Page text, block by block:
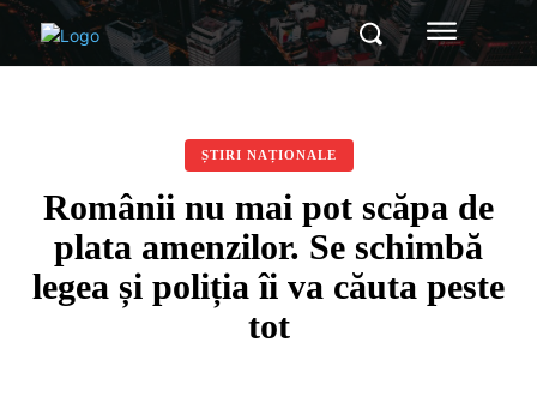
ȘTIRI NAȚIONALE
Românii nu mai pot scăpa de
plata amenzilor. Se schimbă
legea și poliția îi va căuta peste
tot